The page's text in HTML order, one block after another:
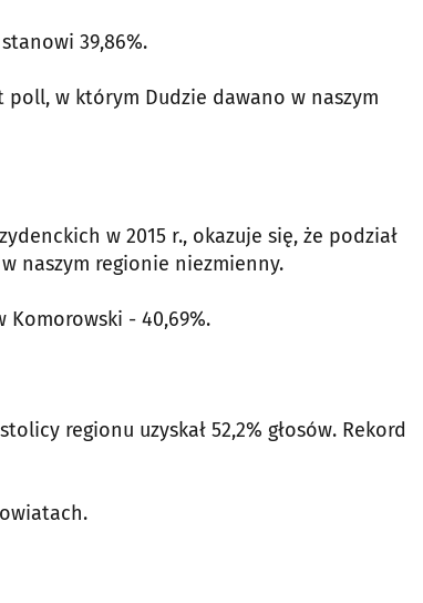
39,86%.
w którym Dudzie dawano w naszym
w 2015 r., okazuje się, że podział
naszym regionie niezmienny.
Komorowski - 40,69%.
regionu uzyskał 52,2% głosów. Rekord